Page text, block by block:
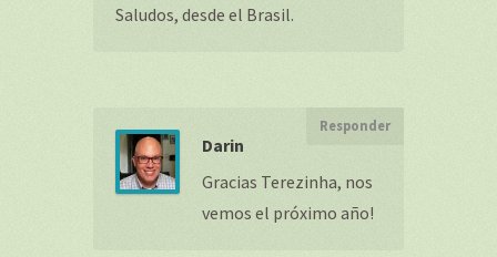
Saludos, desde el Brasil.
Darin
Responder
Gracias Terezinha, nos
vemos el próximo año!